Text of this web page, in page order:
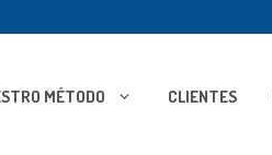
MÉTODO CLIENTES